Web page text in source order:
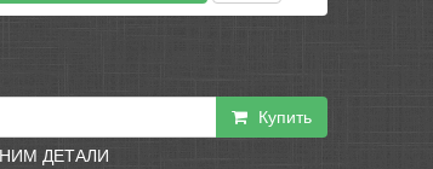
Купить
ДЕТАЛИ